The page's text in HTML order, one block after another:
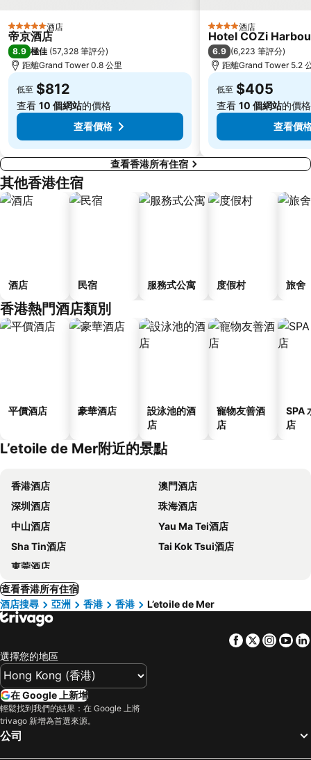
深圳野生動物園
大梅沙海濱公園
皇崗口岸
Lamma Island
香港屯門
Tin Hau Metro Station
九龍塘
金銀島酒店站
5 星級 酒店
帝京酒店
8.9 極佳 (57,328 筆評分)
距離Grand Tower 0.8 公里
低至 $812
查看 10 個網站的價格
查看價格
4 星級 酒店
Hotel COZi
6.9 (6,223 筆評分)
距離Grand Tower 5.2
低至 $405
查看 10 個網站的價格
查看價
查看香港所有住宿
其他香港住宿
酒店 民宿 服務式公寓 度假村 旅舍
香港熱門酒店類別
平價酒店 豪華酒店
設泳池的酒
店
寵物友善酒
店
SPA
店
L’etoile de Mer附近的景點
香港酒店
澳門酒店
深圳酒店
珠海酒店
中山酒店
Yau Ma Tei酒店
Sha Tin酒店
Tai Kok Tsui酒店
東莞酒店
查看香港所有住宿
酒店搜尋
亞洲 香港 香港 L’etoile de Mer
Facebook
Twitter
選擇您的地區
在 Google 上新增
輕鬆找到我們的結果：在 Google 上將
trivago 新增為首選來源。
公司